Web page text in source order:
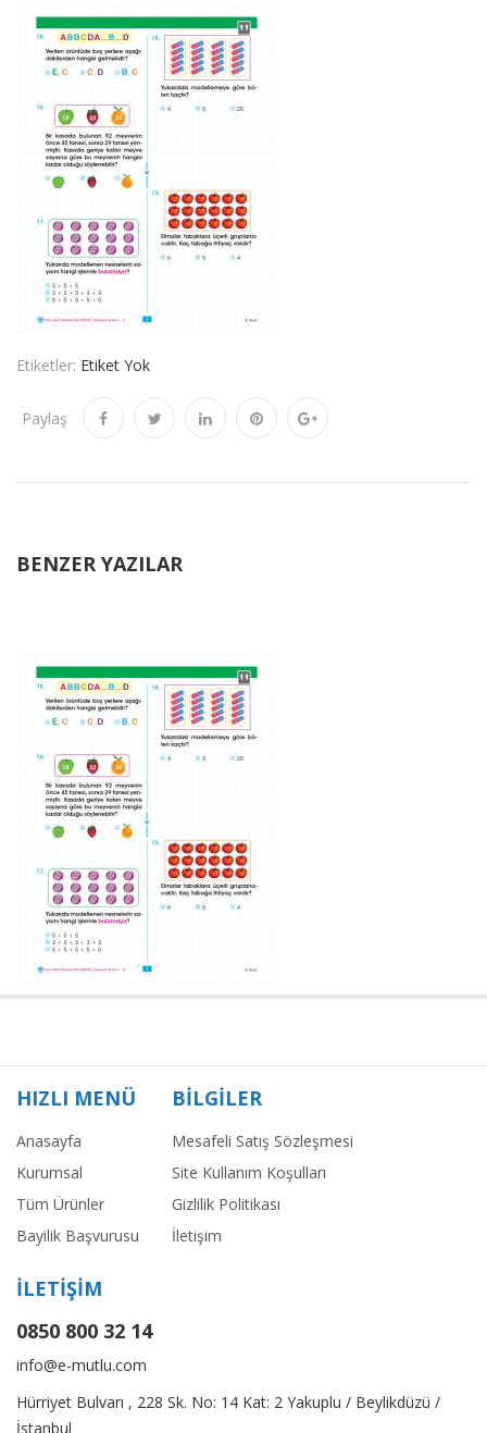
Etiketler: Etiket Yok
Paylaş
BENZER YAZILAR
HIZLI MENÜ
Anasayfa
Kurumsal
Tüm Ürünler
Bayilik Başvurusu
BİLGİLER
Mesafeli Satış Sözleşmesi
Site Kullanım Koşulları
Gizlilik Politikası
İletişim
İLETİŞİM
0850 800 32 14
info@e-mutlu.com
Hürriyet Bulvarı , 228 Sk. No: 14 Kat: 2 Yakuplu / Beylikdüzü /
İstanbul